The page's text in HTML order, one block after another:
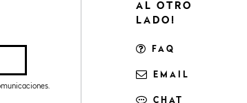
AL OTRO
LADO!
FAQ
EMAIL
CHAT